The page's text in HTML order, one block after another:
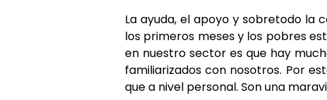
La ayuda, el apoyo y sobretodo la
los primeros meses y los pobres
en nuestro sector es que hay
familiarizados con nosotros. Por
que a nivel personal. Son una